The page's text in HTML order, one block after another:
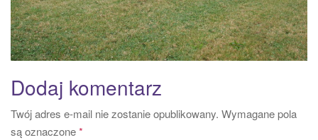
Dodaj komentarz
Twój adres e-mail nie zostanie opublikowany. Wymagane pola
są oznaczone*